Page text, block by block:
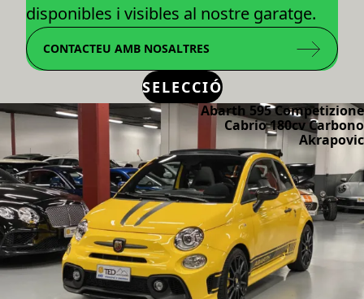
disponibles i visibles al nostre garatge.
CONTACTEU AMB NOSALTRES
SELECCIÓ
Abarth 595 Competizione
Cabrio 180cv Carbono
Akrapovic